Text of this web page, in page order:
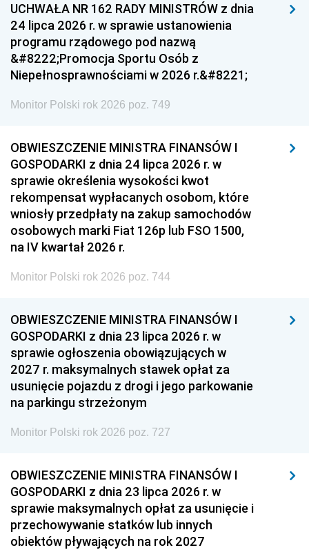
UCHWAŁA NR 162 RADY MINISTRÓW z dnia
24 lipca 2026 r. w sprawie ustanowienia
programu rządowego pod nazwą
&#8222;Promocja Sportu Osób z
Niepełnosprawnościami w 2026 r.&#8221;
Monitor Polski rok 2026 poz. 749
OBWIESZCZENIE MINISTRA FINANSÓW I
GOSPODARKI z dnia 24 lipca 2026 r. w
sprawie określenia wysokości kwot
rekompensat wypłacanych osobom, które
wniosły przedpłaty na zakup samochodów
osobowych marki Fiat 126p lub FSO 1500,
na IV kwartał 2026 r.
Monitor Polski rok 2026 poz. 744
OBWIESZCZENIE MINISTRA FINANSÓW I
GOSPODARKI z dnia 23 lipca 2026 r. w
sprawie ogłoszenia obowiązujących w
2027 r. maksymalnych stawek opłat za
usunięcie pojazdu z drogi i jego parkowanie
na parkingu strzeżonym
Monitor Polski rok 2026 poz. 727
OBWIESZCZENIE MINISTRA FINANSÓW I
GOSPODARKI z dnia 23 lipca 2026 r. w
sprawie maksymalnych opłat za usunięcie i
przechowywanie statków lub innych
obiektów pływających na rok 2027